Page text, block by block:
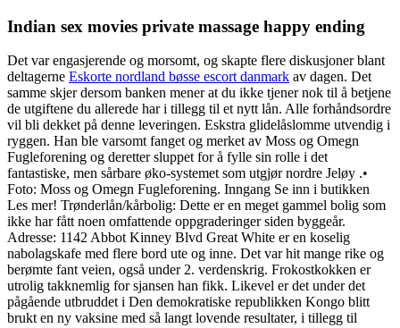
Indian sex movies private massage happy ending
Det var engasjerende og morsomt, og skapte flere diskusjoner blant
deltagerne Eskorte nordland bøsse escort danmark av dagen. Det
samme skjer dersom banken mener at du ikke tjener nok til å betjene
de utgiftene du allerede har i tillegg til et nytt lån. Alle forhåndsordre
vil bli dekket på denne leveringen. Eskstra glidelåslomme utvendig i
ryggen. Han ble varsomt fanget og merket av Moss og Omegn
Fugleforening og deretter sluppet for å fylle sin rolle i det
fantastiske, men sårbare øko-systemet som utgjør nordre Jeløy .•
Foto: Moss og Omegn Fugleforening. Inngang Se inn i butikken
Les mer! Trønderlån/kårbolig: Dette er en meget gammel bolig som
ikke har fått noen omfattende oppgraderinger siden byggeår.
Adresse: 1142 Abbot Kinney Blvd Great White er en koselig
nabolagskafe med flere bord ute og inne. Det var hit mange rike og
berømte fant veien, også under 2. verdenskrig. Frokostkokken er
utrolig takknemlig for sjansen han fikk. Likevel er det under det
pågående utbruddet i Den demokratiske republikken Kongo blitt
brukt en ny vaksine med så langt lovende resultater, i tillegg til